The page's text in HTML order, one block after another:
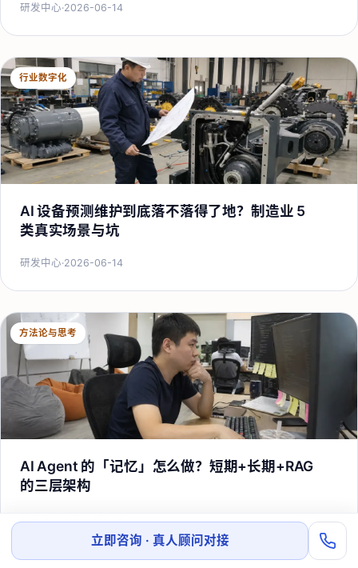
研发中心·2026-06-14
行业数字化
AI 设备预测维护到底落不落得了地？制造业 5
类真实场景与坑
研发中心·2026-06-14
方法论与思考
AI Agent 的「记忆」怎么做？短期+长期+RAG
的三层架构
立即咨询 · 真人顾问对接